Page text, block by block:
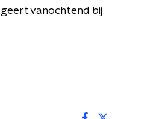
vanochtend bij